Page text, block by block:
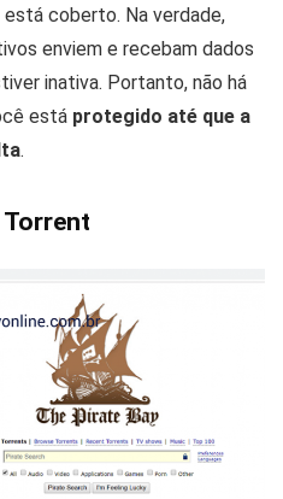
coberto. Na verdade,
enviem e recebam dados
inativa. Portanto, não há
está protegido até que a
.